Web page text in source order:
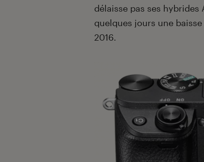
délaisse pas ses hybrides
quelques jours une
2016.